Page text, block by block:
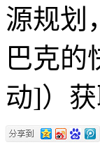
源规划
巴克的
动]）